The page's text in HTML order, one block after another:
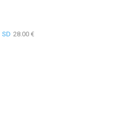
SD 28.00 €